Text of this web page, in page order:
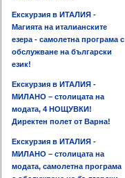
Екскурзия в ИТАЛИЯ -
Магията на италианските
езера - самолетна програма с
обслужване на български
език!
Екскурзия в ИТАЛИЯ -
МИЛАНО – столицата на
модата, 4 НОЩУВКИ!
Директен полет от Варна!
Екскурзия в ИТАЛИЯ -
МИЛАНО – столицата на
модата, самолетна програма